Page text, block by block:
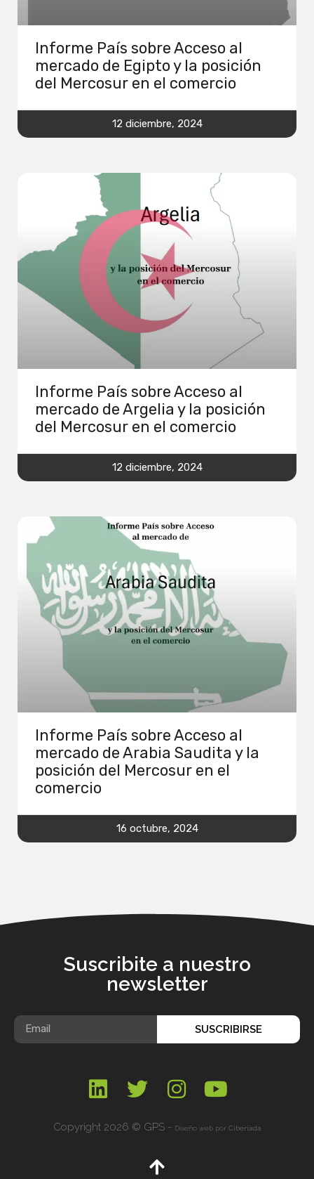
Informe País sobre Acceso al
mercado de Egipto y la posición
del Mercosur en el comercio
12 diciembre, 2024
Informe País sobre Acceso al
mercado de Argelia y la posición
del Mercosur en el comercio
12 diciembre, 2024
Informe País sobre Acceso al
mercado de Arabia Saudita y la
posición del Mercosur en el
comercio
16 octubre, 2024
Suscribite a nuestro
newsletter
SUSCRIBIRSE
Copyright 2026 © GPS - Diseño web por Ciberiada